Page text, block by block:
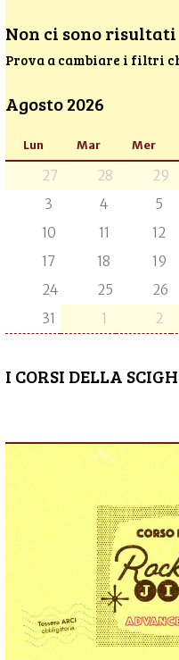
Non ci sono risultati
Prova a cambiare i filtri
Agosto 2026
Lun Mar Mer
27 28 29
3
4 5
10
11 12
17
18 19
24
25 26
31
1 2
I CORSI DELLA